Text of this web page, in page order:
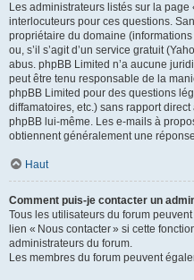
Les administrateurs listés sur la page
interlocuteurs pour ces questions.
propriétaire du domaine
ou, s’il s’agit d’un service gratuit
abus. phpBB Limited n’a aucune
peut être tenu responsable de la
phpBB Limited pour des questions
diffamatoires, etc.) sans rapport
phpBB lui-même. Les e-mails à
obtiennent généralement une
Haut
Comment puis-je contacter un
Tous les utilisateurs du forum
lien « Nous contacter » si cette
administrateurs du forum.
Les membres du forum peuvent